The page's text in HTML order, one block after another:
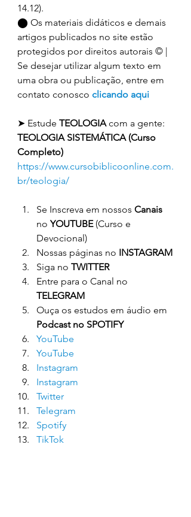
14.12).
⬤ Os materiais didáticos e demais
artigos publicados no site estão
protegidos por direitos autorais © |
Se desejar utilizar algum texto em
uma obra ou publicação, entre em
contato conosco clicando aqui
➤ Estude TEOLOGIA com a gente:
TEOLOGIA SISTEMÁTICA (Curso
Completo)
https://www.cursobiblicoonline.com.
br/teologia/
Se Inscreva em nossos Canais
no YOUTUBE (Curso e
Devocional)
Nossas páginas no INSTAGRAM
Siga no TWITTER
Entre para o Canal no
TELEGRAM
Ouça os estudos em áudio em
Podcast no SPOTIFY
YouTube
YouTube
Instagram
Instagram
Twitter
Telegram
Spotify
TikTok